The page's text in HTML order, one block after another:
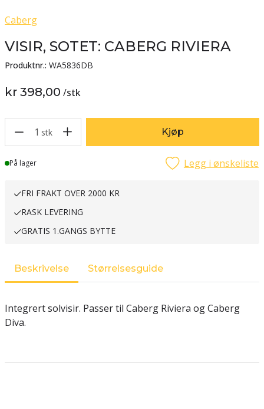
Caberg
VISIR, SOTET: CABERG RIVIERA
Produktnr.: WA5836DB
kr 398,00 /stk
1 stk Kjøp
Lager
På lager Legg i ønskeliste
FRI FRAKT OVER 2000 KR
RASK LEVERING
GRATIS 1.GANGS BYTTE
Beskrivelse Størrelsesguide
Integrert solvisir. Passer til Caberg Riviera og Caberg
Diva.